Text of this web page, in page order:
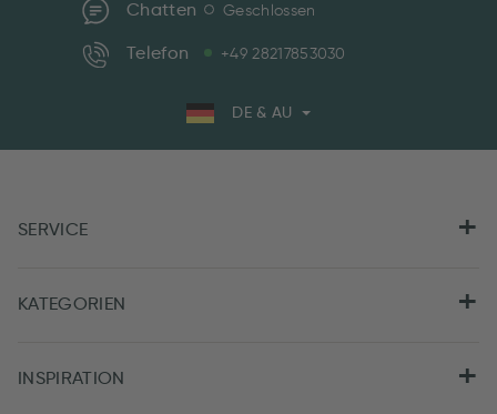
Chatten Geschlossen
Telefon +49 28217853030
DE & AU
SERVICE
KATEGORIEN
INSPIRATION